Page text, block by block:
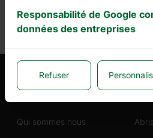
Informations générales
Qui sommes nous
Responsabilité de Google
données des entreprises
Refuser